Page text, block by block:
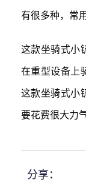
有很多种，常
这款坐骑式小
在重型设备上
这款坐骑式小
要花费很大力
分享：